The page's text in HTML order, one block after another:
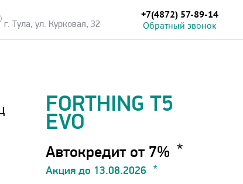
г. Тула, ул. Курковая, 32
+7(4872) 57-89-14
Обратный звонок
FORTHING T5
EVO
Автокредит от 7%
Акция до 13.08.2026